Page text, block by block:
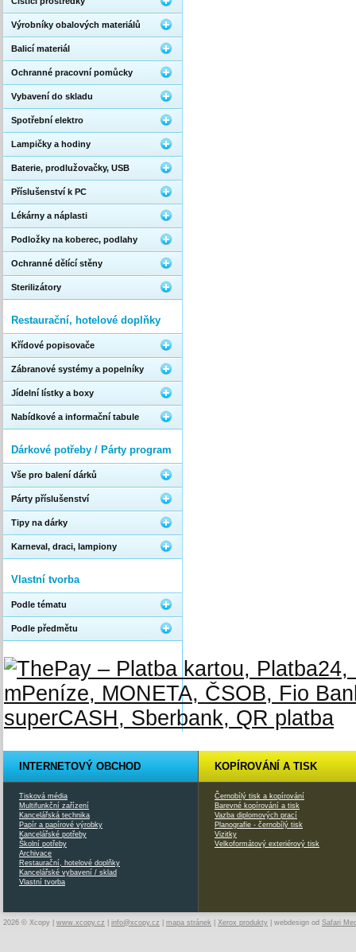
Výrobníky obalových materiálů
Balicí materiál
Ochranné pracovní pomůcky
Vybavení do skladu
Spotřební elektro
Lampičky a hodiny
Baterie, prodlužovačky, USB
Příslušenství k PC
Lékárny a náplasti
Podložky na koberec, podlahy
Ochranné dělící stěny
Sterilizátory
Restaurační, hotelové doplňky
Křídové popisovače
Zábranové systémy a popelníky
Jídelní lístky a boxy
Nabídkové a informační tabule
Dárkové potřeby / Párty program
Vše pro balení dárků
Párty příslušenství
Tipy na dárky
Karneval, draci, lampiony
Vlastní tvorba
Podle tématu
Podle předmětu
INTERNETOVÝ OBCHOD
Tisková média
Multifunkční zařízení
Kancelářská technika
Papír a papírové výrobky
Kancelářské potřeby
Školní potřeby
Archivace
Restaurační, hotelové doplňky
Kancelářské vybavení / sklad
Vlastní tvorba
KOPÍROVÁNÍ A TISK
Černobílý tisk a kopírování
Barevné kopírování a tisk
Vazba diplomových prací
Planografie - černobílý tisk
Vizitky
Velkoformátový exteriérový tisk
2026 © Xcopy | www.xcopy.cz info@xcopy.cz mapa stránek Xerox produkty | webdesign od Safari